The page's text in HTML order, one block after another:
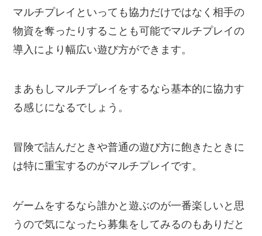
マルチプレイといっても協力だけではなく相手の
物資を奪ったりすることも可能でマルチプレイの
導入により幅広い遊び方ができます。
まあもしマルチプレイをするなら基本的に協力す
る感じになるでしょう。
冒険で詰んだときや普通の遊び方に飽きたときに
は特に重宝するのがマルチプレイです。
ゲームをするなら誰かと遊ぶのが一番楽しいと思
うので気になったら募集をしてみるのもありだと